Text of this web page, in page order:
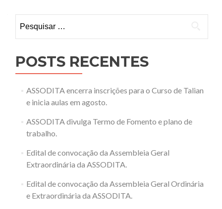
por:
POSTS RECENTES
ASSODITA encerra inscrições para o Curso de Talian
e inicia aulas em agosto.
ASSODITA divulga Termo de Fomento e plano de
trabalho.
Edital de convocação da Assembleia Geral
Extraordinária da ASSODITA.
Edital de convocação da Assembleia Geral Ordinária
e Extraordinária da ASSODITA.